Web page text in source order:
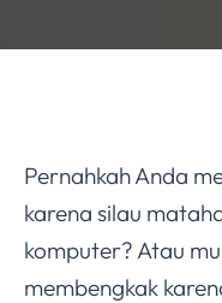
Pernahkah Anda
karena silau
komputer? Atau
membengkak